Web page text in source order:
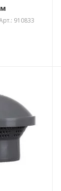
910833